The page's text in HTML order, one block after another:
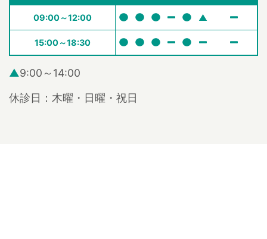
09:00～12:00 ▲
15:00～18:30
▲9:00～14:00
休診日：木曜・日曜・祝日